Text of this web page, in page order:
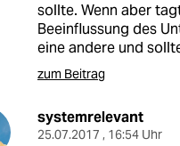
sollte. Wenn aber
Beeinflussung des
eine andere und
zum Beitrag
systemrelevant
25.07.2017 , 16:54 Uhr